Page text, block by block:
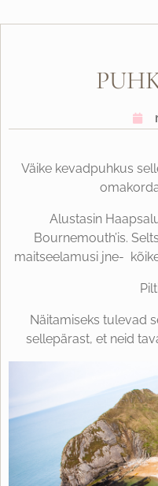
Väike kevadpuhkus
Alustasin
Bournemouth’is.
maitseelamusi jne-
Näitamiseks tulevad
sellepärast, et neid